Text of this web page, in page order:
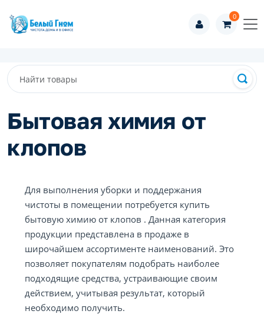
0
Бытовая химия от
клопов
Для выполнения уборки и поддержания
чистоты в помещении потребуется купить
бытовую химию от клопов . Данная категория
продукции представлена в продаже в
широчайшем ассортименте наименований. Это
позволяет покупателям подобрать наиболее
подходящие средства, устраивающие своим
действием, учитывая результат, который
необходимо получить.